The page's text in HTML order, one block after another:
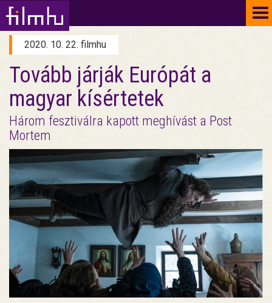
2020. 10. 22. filmhu
Tovább járják Európát a
magyar kísértetek
Három fesztiválra kapott meghívást a Post
Mortem